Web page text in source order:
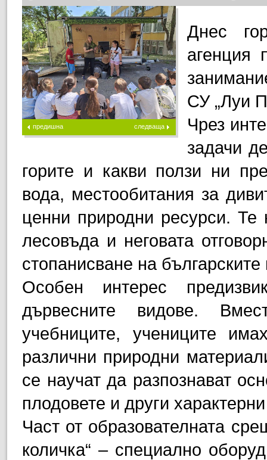
предишна следваща
Днес
агенция
СУ „Луи
Чрез
задачи
горите и какви ползи ни
вода, местообитания за
ценни природни ресурси.
лесовъда и неговата
стопанисване на българските
Особен интерес
дървесните видове.
учебниците, учениците
различни природни
се научат да разпознават
плодовете и други
Част от образователната
количка“ – специално